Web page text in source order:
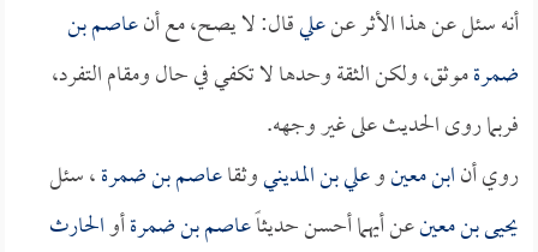
أنه سئل عن هذا الأثر عنعليقال: لا يصح، مع أنعاصم بن
ضمرةموثق، ولكن الثقة وحدها لا تكفي في حال ومقام التفرد،
فربما روى الحديث على غير وجهه.
روي أنابن معينوعلي بن المدينيوثقاعاصم بن ضمرة، سئل
يحيى بن معينعن أيهما أحسن حديثاًعاصم بن ضمرةأوالحارث